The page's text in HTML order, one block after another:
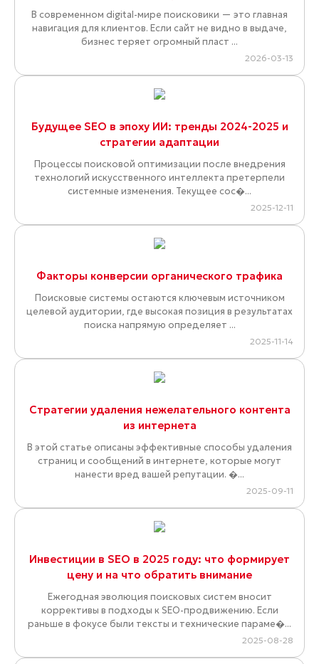
В современном digital-мире поисковики — это главная
навигация для клиентов. Если сайт не видно в выдаче,
бизнес теряет огромный пласт ...
2026-03-13
Будущее SEO в эпоху ИИ: тренды 2024-2025 и
стратегии адаптации
Процессы поисковой оптимизации после внедрения
технологий искусственного интеллекта претерпели
системные изменения. Текущее сос�...
2025-12-11
Факторы конверсии органического трафика
Поисковые системы остаются ключевым источником
целевой аудитории, где высокая позиция в результатах
поиска напрямую определяет ...
2025-11-14
Стратегии удаления нежелательного контента
из интернета
В этой статье описаны эффективные способы удаления
страниц и сообщений в интернете, которые могут
нанести вред вашей репутации. �...
2025-09-11
Инвестиции в SEO в 2025 году: что формирует
цену и на что обратить внимание
Ежегодная эволюция поисковых систем вносит
коррективы в подходы к SEO-продвижению. Если
раньше в фокусе были тексты и технические параме�...
2025-08-28